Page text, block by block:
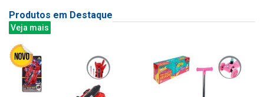
Produtos em Destaque
Veja mais